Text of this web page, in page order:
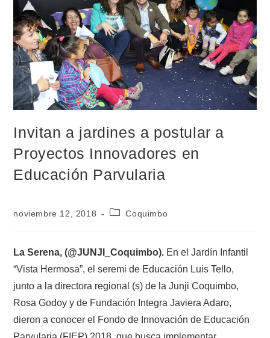
Invitan a jardines a postular a
Proyectos Innovadores en
Educación Parvularia
noviembre 12, 2018 Coquimbo
La Serena, (@JUNJI_Coquimbo). En el Jardín Infantil
“Vista Hermosa”, el seremi de Educación Luis Tello,
junto a la directora regional (s) de la Junji Coquimbo,
Rosa Godoy y de Fundación Integra Javiera Adaro,
dieron a conocer el Fondo de Innovación de Educación